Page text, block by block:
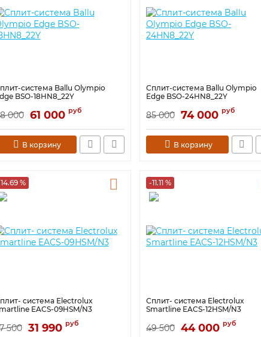
система Ballu Olympio
BSO-18HN8_22Y
000 61 000 руб
В корзину
Сплит-система Ballu Olympio
Edge BSO-24HN8_22Y
85 000 74 000 руб
В корзину
%
система Electrolux
EACS-09HSM/N3
500 31 990 руб
-11.11 %
Сплит- система Electrolux
Smartline EACS-12HSM/N3
49 500 44 000 руб